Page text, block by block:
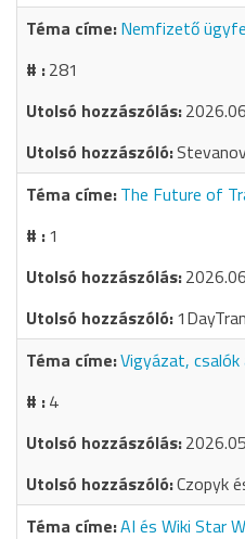
Nemfizető
281
The Future of
1
Vigyázat, csalók
4
Czopyk
AI és Wiki Star